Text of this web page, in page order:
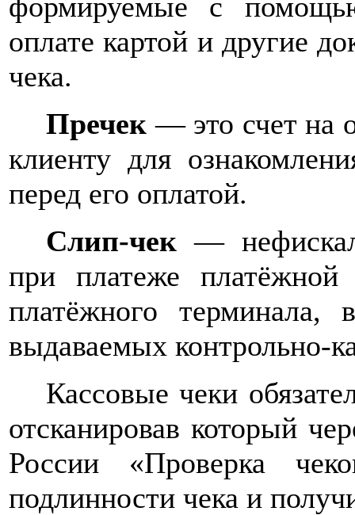
оплате картой и другие
чека.
Пречек — это счет на
клиенту для
перед его оплатой.
Слип-чек —
при платеже
платёжного терминала,
выдаваемых контрольно-
Кассовые чеки
отсканировав который
России «Проверка
подлинности чека и